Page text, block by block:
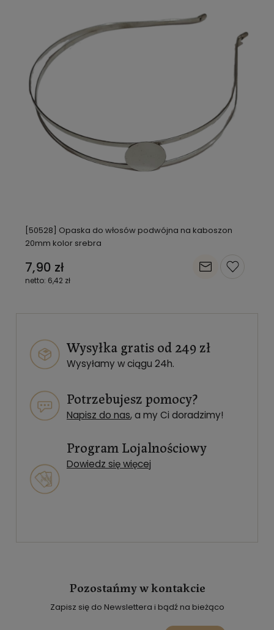
[50528] Opaska do włosów podwójna na kaboszon
20mm kolor srebra
7,90 zł
6,42 zł
Wysyłka gratis od 249 zł
Wysyłamy w ciągu 24h.
Potrzebujesz pomocy?
Napisz do nas, a my Ci doradzimy!
Program Lojalnościowy
Dowiedz się więcej
Pozostańmy w kontakcie
Zapisz się do Newslettera i bądź na bieżąco